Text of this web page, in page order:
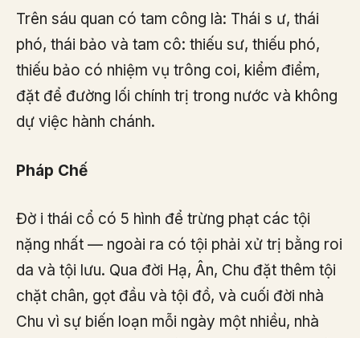
Trên sáu quan có tam công là: Thái s ư, thái
phó, thái bảo và tam cô: thiếu sư, thiếu phó,
thiếu bảo có nhiệm vụ trông coi, kiểm điểm,
đặt để đường lối chính trị trong nước và không
dự việc hành chánh.
Pháp Chế
Đờ i thái cổ có 5 hình để trừng phạt các tội
nặng nhất — ngoài ra có tội phải xử trị bằng roi
da và tội lưu. Qua đời Hạ, Ân, Chu đặt thêm tội
chặt chân, gọt đầu và tội đồ, và cuối đời nhà
Chu vì sự biến loạn mỗi ngày một nhiều, nhà